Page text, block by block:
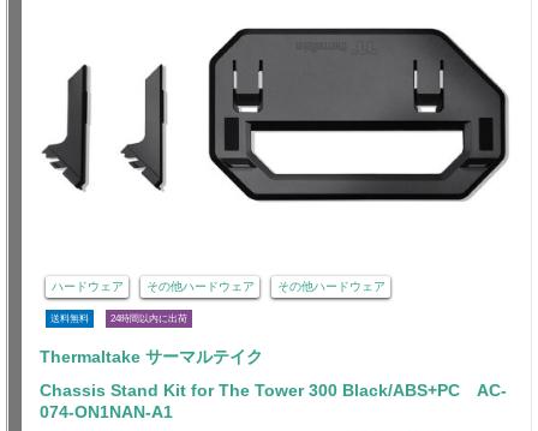
ハードウェア その他ハードウェア その他ハードウェア
送料無料 24時間以内に出荷
Thermaltake サーマルテイク
Chassis Stand Kit for The Tower 300 Black/ABS+PC AC-
074-ON1NAN-A1